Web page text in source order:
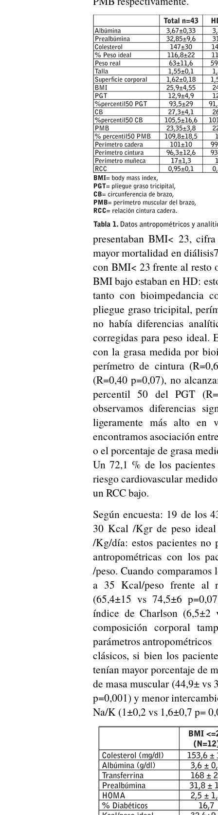
presentaban BMI< 23,
mayor mortalidad en
con BMI< 23 frente al resto
BMI bajo estaban en HD:
tanto con bioimpedancia
pliegue graso tricipital,
no había diferencias
corregidas para peso
con la grasa medida por
perímetro de cintura
(R=0,40 p=0,07), no
percentil 50 del PGT
observamos diferencias
ligeramente más alto en
encontramos asociación
o el porcentaje de grasa
Un 72,1 % de los
riesgo cardiovascular
un RCC bajo.
Según encuesta: 19 de los
30 Kcal /Kgr de peso
/Kg/día: estos pacientes no
antropométricas con los
/peso. Cuando comparamos
a 35 Kcal/peso frente al
(65,4±15 vs 74,5±6
índice de Charlson
composición corporal
parámetros antropométricos
clásicos, si bien los
tenían mayor porcentaje de
de masa muscular (44,9± vs
p=0,001) y menor
Na/K (1±0,2 vs 1,6±0,7 p=